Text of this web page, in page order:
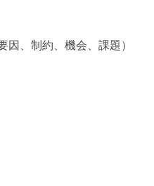
因、制約、機会、課題）